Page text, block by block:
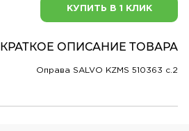
КУПИТЬ В 1 КЛИК
КРАТКОЕ ОПИСАНИЕ ТОВАРА
Оправа SALVO KZMS 510363 c.2